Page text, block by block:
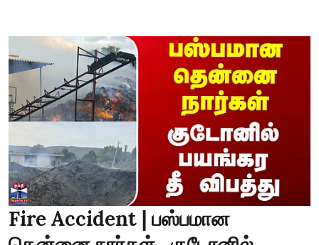
Fire Accident | பஸ்பமான